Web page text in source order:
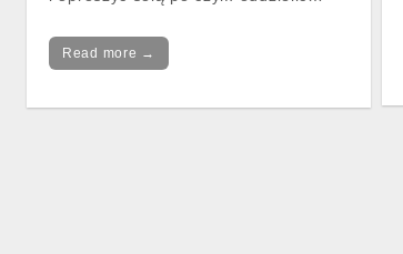
Read more →